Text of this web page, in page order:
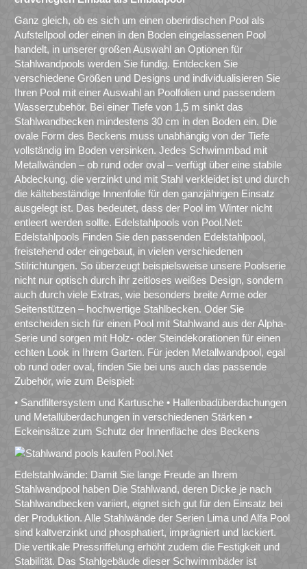
Ganz gleich, ob es sich um einen oberirdischen Pool als
Aufstellpool oder einen in den Boden eingelassenen Pool
handelt, in unserer großen Auswahl an Optionen für
Stahlwandpools werden Sie fündig. Entdecken Sie
verschiedene Größen und Designs und individualisieren Sie
Ihren Pool mit einer Auswahl an Poolfolien und passendem
Wasserzubehör. Bei einer Tiefe von 1,5 m sinkt das
Stahlwandbecken mindestens 30 cm in den Boden ein. Die
ovale Form des Beckens muss unabhängig von der Tiefe
vollständig im Boden versinken. Jedes Schwimmbad mit
Metallwänden – ob rund oder oval – verfügt über eine stabile
Abdeckung, die verzinkt und mit Stahl verkleidet ist und durch
die kältebeständige Innenfolie für den ganzjährigen Einsatz
ausgelegt ist. Das bedeutet, dass der Pool im Winter nicht
entleert werden sollte. Edelstahlpools von Pool.Net:
Edelstahlpools Finden Sie den passenden Edelstahlpool,
freistehend oder eingebaut, in vielen verschiedenen
Stilrichtungen. So überzeugt beispielsweise unsere Poolserie
nicht nur optisch durch ihr zeitloses weißes Design, sondern
auch durch viele Extras, wie besonders breite Arme oder
Seitenstützen – hochwertige Stahlbecken. Oder Sie
entscheiden sich für einen Pool mit Stahlwand aus der Alpha-
Serie und sorgen mit Holz- oder Steindekorationen für einen
echten Look in Ihrem Garten. Für jeden Metallwandpool, egal
ob rund oder oval, finden Sie bei uns auch das passende
Zubehör, wie zum Beispiel:
• Sandfiltersystem und Kartusche • Hallenbadüberdachungen
und Metallüberdachungen in verschiedenen Stärken •
Eckeinsätze zum Schutz der Innenfläche des Beckens
Edelstahlwände: Damit Sie lange Freude an Ihrem
Stahlwandpool haben Die Stahlwand, deren Dicke je nach
Stahlwandbecken variiert, eignet sich gut für den Einsatz bei
der Produktion. Alle Stahlwände der Serien Lima und Alfa Pool
sind kaltverzinkt und phosphatiert, imprägniert und lackiert.
Die vertikale Pressriffelung erhöht zudem die Festigkeit und
Stabilität. Das Stahlgebäude dieser Schwimmbäder ist